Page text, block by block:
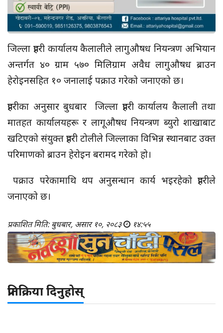
जिल्ला प्रहरी कार्यालय कैलालीले लागुऔषध नियन्त्रण अभियान
अन्तर्गत ४० ग्राम ५७० मिलिग्राम अवैध लागुऔषध ब्राउन
हेरोइनसहित १० जनालाई पक्राउ गरेको जनाएको छ।
प्रहरीका अनुसार बुधबार जिल्ला प्रहरी कार्यालय कैलाली तथा
मातहत कार्यालयहरू र लागूऔषध नियन्त्रण ब्युरो शाखाबाट
खटिएको संयुक्त प्रहरी टोलीले जिल्लाका विभिन्न स्थानबाट उक्त
परिमाणको ब्राउन हेरोइन बरामद गरेको हो।
पक्राउ परेकामाथि थप अनुसन्धान कार्य भइरहेको प्रहरीले
जनाएको छ।
प्रकाशित मिति: बुधबार, असार १०, २०८३ १४:५५
प्रतिक्रिया दिनुहोस्